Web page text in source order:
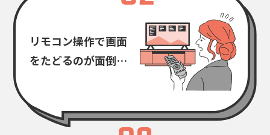
リモコン操作で画面
をたどるのが面倒…